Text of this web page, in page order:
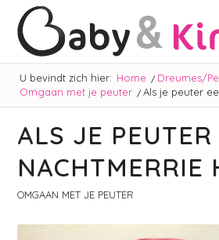
U bevindt zich hier: Home / Dreumes/
Omgaan met je peuter / Als je peuter
ALS JE PEUTER
NACHTMERRIE
OMGAAN MET JE PEUTER